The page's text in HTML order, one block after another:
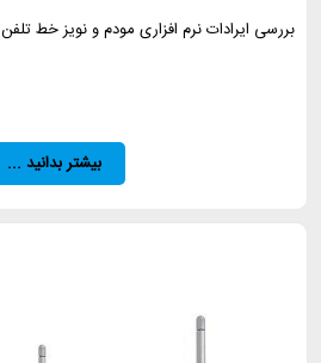
بررسی ایرادات نرم افزاری مودم و نویز خط تلفن
بیشتر بدانید ...